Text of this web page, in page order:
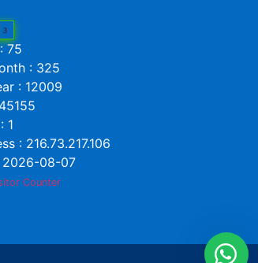
3
75
: 325
: 12009
1
: 216.73.217.106
08-07
Counter